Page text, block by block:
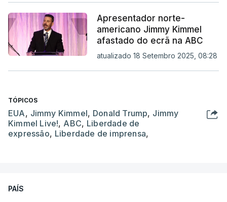
Apresentador norte-
americano Jimmy Kimmel
afastado do ecrã na ABC
atualizado 18 Setembro 2025, 08:28
TÓPICOS
EUA, Jimmy Kimmel, Donald Trump, Jimmy
Kimmel Live!, ABC, Liberdade de
expressão, Liberdade de imprensa,
PAÍS